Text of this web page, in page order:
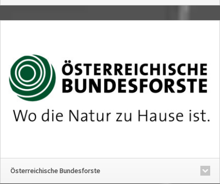
Österreichische Bundesforste